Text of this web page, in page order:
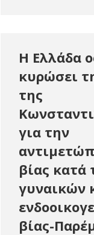
H Ελλάδα
κυρώσει
της
για την
βίας κατά
γυναικών
βίας-